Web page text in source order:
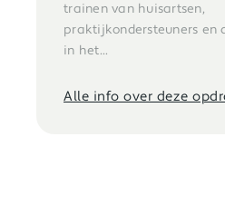
trainen van huisartsen,
praktijkondersteuners en
in het...
Alle info over deze